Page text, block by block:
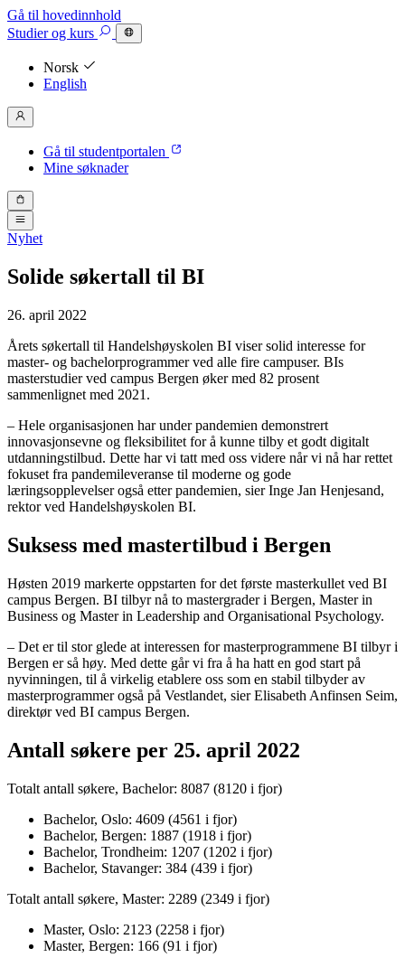
Gå til hovedinnhold
Studierog kurs
Norsk
English
Gå til studentportalen
Mine søknader
Nyhet
Solide søkertall til BI
26. april 2022
Årets søkertall til Handelshøyskolen BI viser solid interesse for
master- og bachelorprogrammer ved alle fire campuser. BIs
masterstudier ved campus Bergen øker med 82 prosent
sammenlignet med 2021.
– Hele organisasjonen har under pandemien demonstrert
innovasjonsevne og fleksibilitet for å kunne tilby et godt digitalt
utdanningstilbud. Dette har vi tatt med oss videre når vi nå har rettet
fokuset fra pandemileveranse til moderne og gode
læringsopplevelser også etter pandemien, sier Inge Jan Henjesand,
rektor ved Handelshøyskolen BI.
Suksess med mastertilbud i Bergen
Høsten 2019 markerte oppstarten for det første masterkullet ved BI
campus Bergen. BI tilbyr nå to mastergrader i Bergen, Master in
Business og Master in Leadership and Organisational Psychology.
– Det er til stor glede at interessen for masterprogrammene BI tilbyr i
Bergen er så høy. Med dette går vi fra å ha hatt en god start på
nyvinningen, til å virkelig etablere oss som en stabil tilbyder av
masterprogrammer også på Vestlandet, sier Elisabeth Anfinsen Seim,
direktør ved BI campus Bergen.
Antall søkere per 25. april 2022
Totalt antall søkere, Bachelor: 8087 (8120 i fjor)
Bachelor, Oslo: 4609 (4561 i fjor)
Bachelor, Bergen: 1887 (1918 i fjor)
Bachelor, Trondheim: 1207 (1202 i fjor)
Bachelor, Stavanger: 384 (439 i fjor)
Totalt antall søkere, Master: 2289 (2349 i fjor)
Master, Oslo: 2123 (2258 i fjor)
Master, Bergen: 166 (91 i fjor)